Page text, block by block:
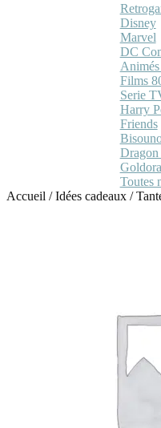
Disney
Marvel
DC
Animés
Films
Serie
Harry
Friends
Toutes
Accueil /Idées cadeaux /